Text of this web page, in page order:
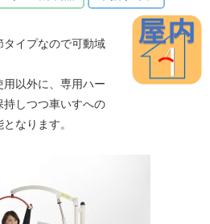
イプなので可動域
以外に、専用ハー
持しつつ車いすへの
なります。